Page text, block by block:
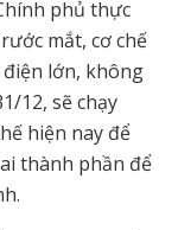
phủ thực
mắt, cơ chế
lớn, không
12, sẽ chạy
hiện nay để
thành phần để